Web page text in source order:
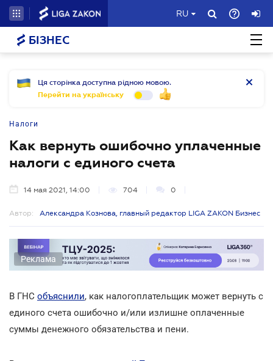
RU
БІЗНЕС
Ця сторінка доступна рідною мовою.
Перейти на українську
Налоги
Как вернуть ошибочно уплаченные
налоги с единого счета
14 мая 2021, 14:00 704 0
Автор: Александра Кознова, главный редактор LIGA ZAKON Бизнес
Реклама
В ГНС объяснили, как налогоплательщик может вернуть с
единого счета ошибочно и/или излишне оплаченные
суммы денежного обязательства и пени.